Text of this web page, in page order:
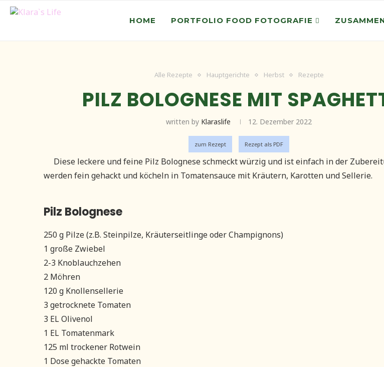
HOME PORTFOLIO FOOD FOTOGRAFIE
Alle Rezepte Hauptgerichte Herbst Rezepte
PILZ BOLOGNESE MIT
written by Klaraslife 12. Dezember 2022
zum Rezept Rezept als PDF
Diese leckere und feine Pilz Bolognese schmeckt würzig und ist einfach in der
werden fein gehackt und köcheln in Tomatensauce mit Kräutern, Karotten und Sellerie.
Pilz Bolognese
250 g Pilze (z.B. Steinpilze, Kräuterseitlinge oder Champignons)
1 große Zwiebel
2-3 Knoblauchzehen
2 Möhren
120 g Knollensellerie
3 getrocknete Tomaten
3 EL Olivenol
1 EL Tomatenmark
125 ml trockener Rotwein
1 Dose gehackte Tomaten